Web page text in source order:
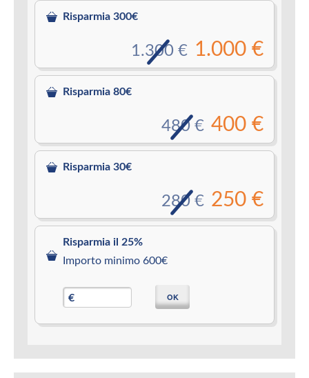
Risparmia 300€
1.000 €
1.300 €
Risparmia 80€
400 €
480 €
Risparmia 30€
250 €
280 €
Risparmia il 25%
Importo minimo 600€
€ OK